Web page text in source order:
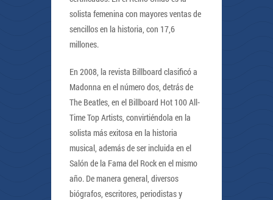
solista femenina con mayores ventas de
sencillos en la historia, con 17,6
millones.
En 2008, la revista Billboard clasificó a
Madonna en el número dos, detrás de
The Beatles, en el Billboard Hot 100 All-
Time Top Artists, convirtiéndola en la
solista más exitosa en la historia
musical, además de ser incluida en el
Salón de la Fama del Rock en el mismo
año. De manera general, diversos
biógrafos, escritores, periodistas y